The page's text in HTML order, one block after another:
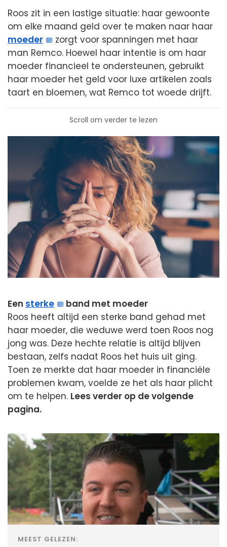
Roos zit in een lastige situatie: haar gewoonte
om elke maand geld over te maken naar haar
moeder
zorgt voor spanningen met haar
man Remco. Hoewel haar intentie is om haar
moeder financieel te ondersteunen, gebruikt
haar moeder het geld voor luxe artikelen zoals
taart en bloemen, wat Remco tot woede drijft.
Scroll om verder te lezen
Een sterke
band met moeder
Roos heeft altijd een sterke band gehad met
haar moeder, die weduwe werd toen Roos nog
jong was. Deze hechte relatie is altijd blijven
bestaan, zelfs nadat Roos het huis uit ging.
Toen ze merkte dat haar moeder in financiële
problemen kwam, voelde ze het als haar plicht
om te helpen. Lees verder op de volgende
pagina.
MEEST GELEZEN: